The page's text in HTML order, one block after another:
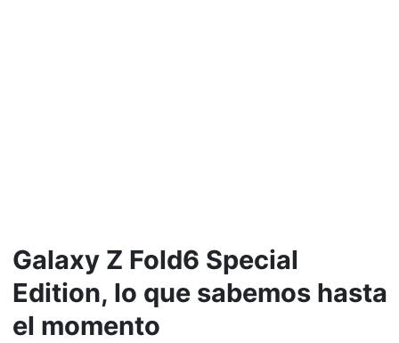
Galaxy Z Fold6 Special
Edition, lo que sabemos hasta
el momento